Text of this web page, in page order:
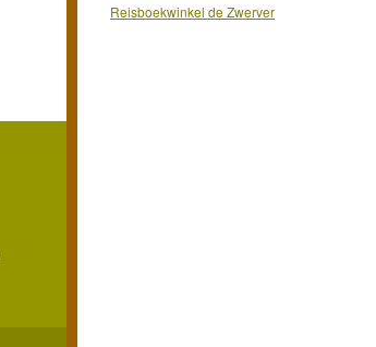
Reisboekwinkel de Zwerver